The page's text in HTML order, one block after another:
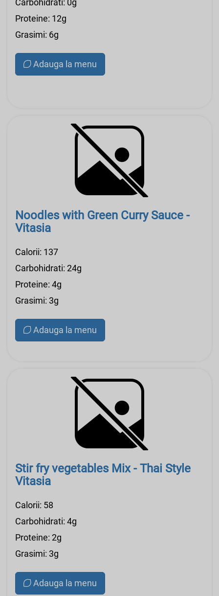
Carbohidrati: 0g
Proteine: 12g
Grasimi: 6g
Adauga la menu
Noodles with Green Curry Sauce -
Vitasia
Calorii: 137
Carbohidrati: 24g
Proteine: 4g
Grasimi: 3g
Adauga la menu
Stir fry vegetables Mix - Thai Style
Vitasia
Calorii: 58
Carbohidrati: 4g
Proteine: 2g
Grasimi: 3g
Adauga la menu